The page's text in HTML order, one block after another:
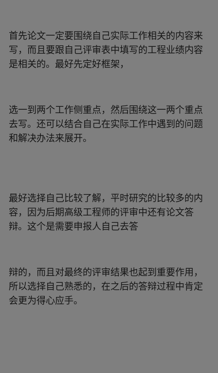
首先论文一定要围绕自己实际工作相关的内容来
写，而且要跟自己评审表中填写的工程业绩内容
是相关的。最好先定好框架，
选一到两个工作侧重点，然后围绕这一两个重点
去写。还可以结合自己在实际工作中遇到的问题
和解决办法来展开。
最好选择自己比较了解，平时研究的比较多的内
容，因为后期高级工程师的评审中还有论文答
辩。这个是需要申报人自己去答
辩的，而且对最终的评审结果也起到重要作用，
所以选择自己熟悉的，在之后的答辩过程中肯定
会更为得心应手。